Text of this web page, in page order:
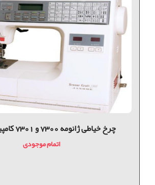
چرخ خیاطی ژانومه 7300 و 7301 کامپیوتری ژاپن
اتمام موجودی